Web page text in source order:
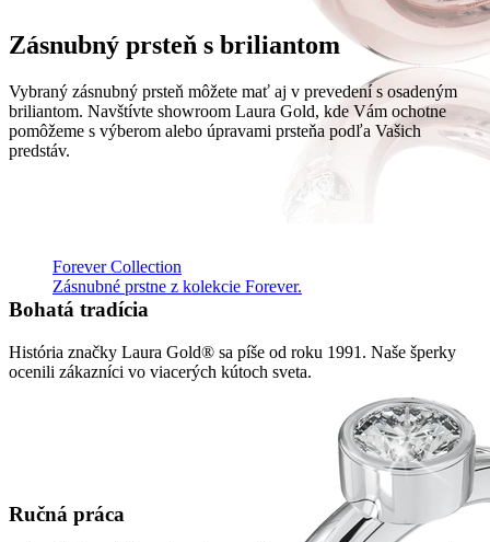
Forever Collection
Zásnubné prstne z kolekcie Forever.
Zásnubný prsteň s briliantom
Vybraný zásnubný prsteň môžete mať aj v prevedení s osadeným
briliantom. Navštívte showroom Laura Gold, kde Vám ochotne
pomôžeme s výberom alebo úpravami prsteňa podľa Vašich
predstáv.
Bohatá tradícia
História značky Laura Gold® sa píše od roku 1991. Naše šperky
ocenili zákazníci vo viacerých kútoch sveta.
Ručná práca